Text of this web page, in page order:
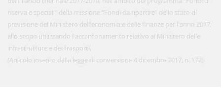
riserva e speciali” della missione “Fondi da ripartire” dello stato di
previsione del Ministero dell'economia e delle finanze per l'anno 2017,
allo scopo utilizzando l'accantonamento relativo al Ministero delle
infrastrutture e dei trasporti.
(Articolo inserito dalla legge di conversione 4 dicembre 2017, n. 172)